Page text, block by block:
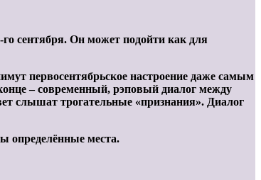
сентября. Он может подойти как для
первосентябрьское настроение даже самым
– современный, рэповый диалог между
слышат трогательные «признания». Диалог
определённые места.